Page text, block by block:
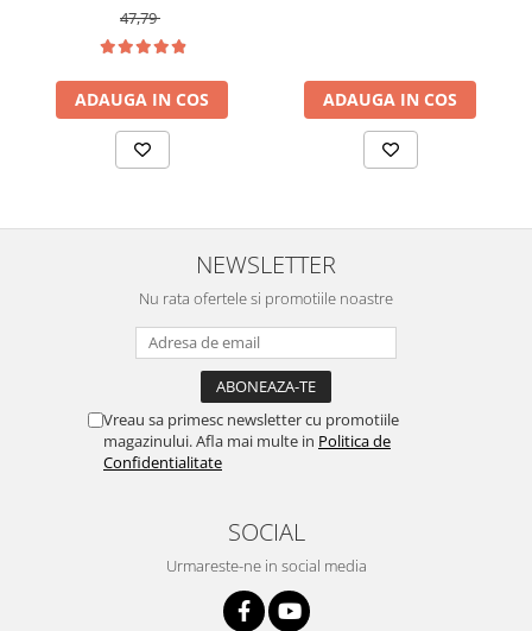
47,79
ADAUGA IN COS ADAUGA IN COS
NEWSLETTER
Nu rata ofertele si promotiile noastre
Vreau sa primesc newsletter cu promotiile
magazinului. Afla mai multe in Politica de
Confidentialitate
SOCIAL
Urmareste-ne in social media